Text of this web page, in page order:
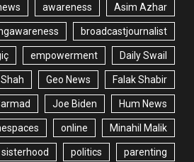
Asim Azhar
awareness
broadcastjournalist
Daily Swail
empowerment
Falak Shabir
Geo News
Hum News
Joe Biden
Minahil Malik
online
parenting
politics
sisterhood